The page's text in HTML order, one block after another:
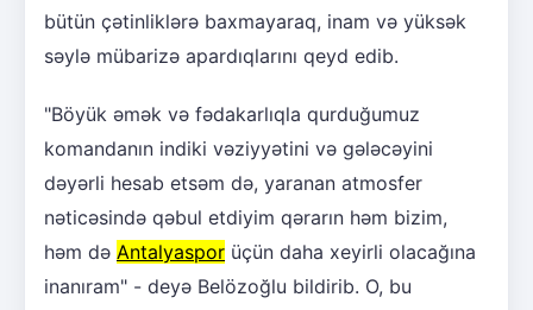
bütün çətinliklərə baxmayaraq, inam və yüksək
səylə mübarizə apardıqlarını qeyd edib.
"Böyük əmək və fədakarlıqla qurduğumuz
komandanın indiki vəziyyətini və gələcəyini
dəyərli hesab etsəm də, yaranan atmosfer
nəticəsində qəbul etdiyim qərarın həm bizim,
həm də Antalyaspor üçün daha xeyirli olacağına
inanıram" - deyə Belözoğlu bildirib. O, bu